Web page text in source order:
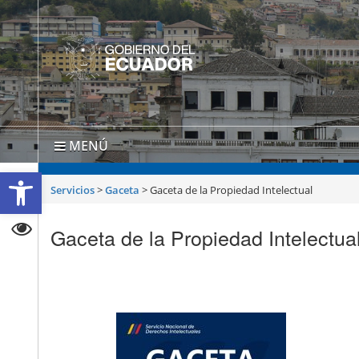
Abrir barra de herramientas
MENÚ
Servicios>Gaceta >Gaceta de la Propiedad Intelectual
Gaceta de la Propiedad